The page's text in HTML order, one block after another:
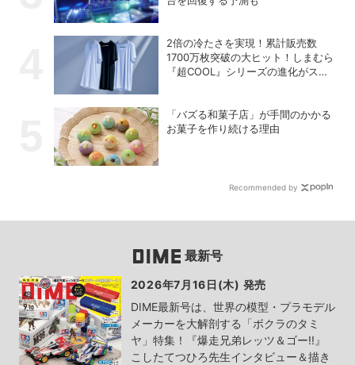
2倍の冷たさを実現！累計販売数
1700万枚突破の大ヒット！しまむら
『超COOL』シリーズの進化がスゴ
「バズる和菓子店」が手間のかかる
お菓子を作り続ける理由
Recommended by
最新号
2026年7月16日(木) 発売
DIME最新号は、世界の模型・プラモデル
メーカーを大解剖する「ボクラのタミ
ヤ」特集！『爆走兄弟レッツ＆ゴー!!』
こしたてつひろ先生インタビュー＆描き